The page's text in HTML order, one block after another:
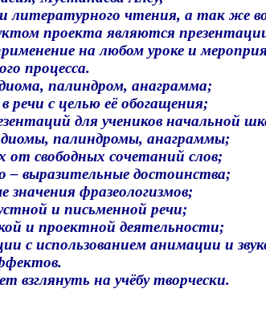
и литературного чтения, а так же
проекта являются
на любом уроке и
процесса.
, палиндром, анаграмма;
в речи сцелью её обогащения;
для учеников начальной
, палиндромы, анаграммы;
от свободных сочетаний слов;
– выразительные достоинства;
значения фразеологизмов;
и письменной речи;
и проектной деятельности;
сиспользованиеманимации и
взглянуть на учёбутворчески.